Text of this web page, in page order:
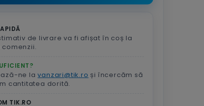
de livrare va fi afișat în coș la
ne lavanzari@tik.ro și încercăm să
cantitatea dorită.
TIK.RO